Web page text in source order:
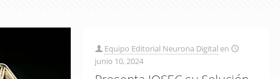
Equipo Editorial Neurona Digital en
junio 10, 2024